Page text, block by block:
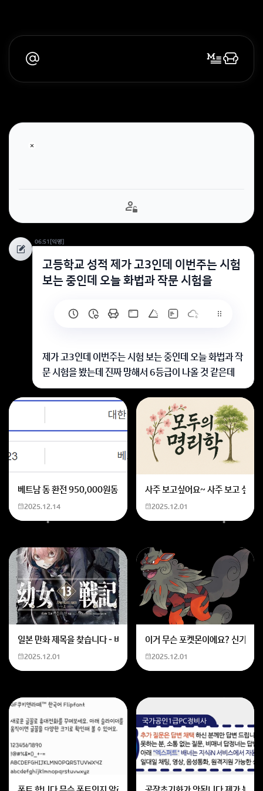
06:51[익명]
고등학교 성적 제가 고3인데 이번주는 시험
보는 중인데 오늘 화법과 작문 시험을
제가 고3인데 이번주는 시험 보는 중인데 오늘 화법과 작
문 시험을 봤는데 진짜 망해서 6등급이 나올 것 같은데
고등학교 내신이 안 좋으면 나중에 먹고 살기 힘들어지고
인생 사는 데 힘들어지나요?
고등학교 내신이 안좋으면 좋은 대학 갈 수 있는 기회가
적어질 뿐
인생 사는데 힘든건 없습니다
그걸 인생이랑 연관지어 본다면 좋은 내신을 받아 좋은
대학을 가서
-> 좋은 직장에 취업에 연봉이 높아 월급을 많이 받는다
이정도입니다
회원가입 혹은 광고 [X]를 누르면 내용이 보입니다
베트남 동 환전 950,000원동 한화 계산할때0하나 빼고 나누기 2하면
2025.12.14
사주 보고싶어요~ 사주 보고 싶
2025.12.01
일본 만화 제목을 찾습니다 - 비행 마법 저격 여자 기억하기로는 위의 내
2025.12.01
이거 무슨 포켓몬이에요? 신기하
2025.12.01